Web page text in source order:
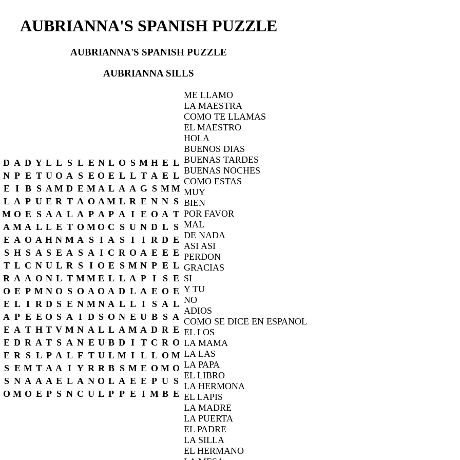
AUBRIANNA'S SPANISH PUZZLE
AUBRIANNA'S SPANISH PUZZLE
AUBRIANNA SILLS
D A D Y L L S L E N L O S M H E L
N P E T U O A S E O E L L T A E L
E I B S A M D E M A L A A G S M M
L A P U E R T A O A M L R E N N S
M O E S A A L A P A P A I E O A T
A M A L L E T O M O C S U N D L S
E A O A H N M A S I A S I I R D E
S H S A S E A S A I C R O A E E E
T L C N U L R S I O E S M N P E L
R A A O N L T M M E L L A P I S E
O E P M N O S O A O A D L A E O E
E L I R D S E N M N A L L I S A L
A P E E O S A I D S O N E U B S A
E A T H T V M N A L L A M A D R E
E D R A T S A N E U B D I T C R O
E R S L P A L F T U L M I L L O M
S E M T A A I Y R R B S M E O M O
S N A A A E L A N O L A E E P U S
O M O E P S N C U L P P E I M B E
ME LLAMO
LA MAESTRA
COMO TE LLAMAS
EL MAESTRO
HOLA
BUENOS DIAS
BUENAS TARDES
BUENAS NOCHES
COMO ESTAS
MUY
BIEN
POR FAVOR
MAL
DE NADA
ASI ASI
PERDON
GRACIAS
SI
Y TU
NO
ADIOS
COMO SE DICE EN ESPANOL
EL LOS
LA MAMA
LA LAS
LA PAPA
EL LIBRO
LA HERMONA
EL LAPIS
LA MADRE
LA PUERTA
EL PADRE
LA SILLA
EL HERMANO